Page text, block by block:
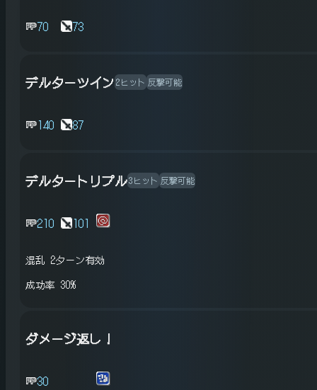
70 73
デルターツイン 2ヒット 反撃可能
140 87
デルタートリプル3ヒット 反撃可能
210 101
混乱 2ターン有効
成功率 30%
ダメージ返し！
30